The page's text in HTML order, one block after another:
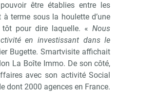
être établies entre les
terme sous la houlette d’une
tôt pour dire laquelle. «Nous
en investissant dans le
Bugette. Smartvisite affichait
La Boîte Immo. De son côté,
avec son activité Social
dont 2000 agences en France.